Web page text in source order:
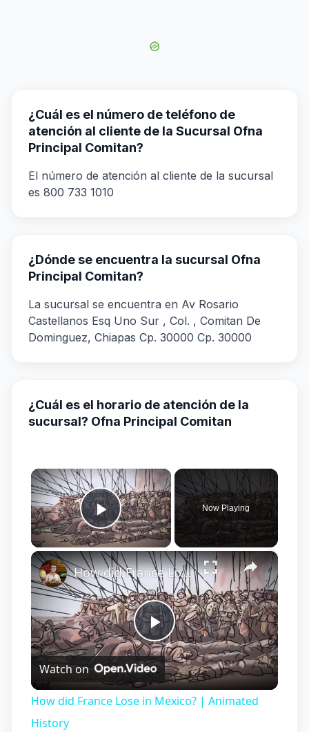
¿Cuál es el número de teléfono de
atención al cliente de la Sucursal Ofna
Principal Comitan?
El número de atención al cliente de la sucursal
es 800 733 1010
¿Dónde se encuentra la sucursal Ofna
Principal Comitan?
La sucursal se encuentra en Av Rosario
Castellanos Esq Uno Sur , Col. , Comitan De
Dominguez, Chiapas Cp. 30000 Cp. 30000
¿Cuál es el horario de atención de la
sucursal? Ofna Principal Comitan
×
Play Video
Now Playing
×
Play
Video
How did France Lose in Mexico? | Animated History
Watch on
How did France Lose in Mexico? | Animated
History